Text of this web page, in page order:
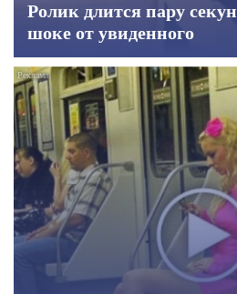
Ролик длится пару
шоке от увиденного